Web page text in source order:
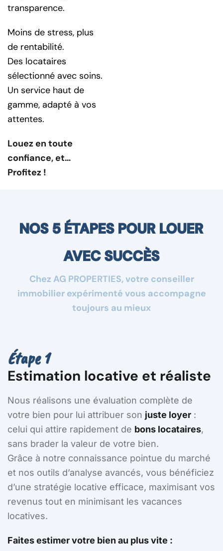
transparence.
Moins de stress, plus
de rentabilité.
Des locataires
sélectionné avec soins.
Un service haut de
gamme, adapté à vos
attentes.
Louez en toute
confiance, et…
Profitez !
NOS 5 ÉTAPES POUR LOUER
AVEC SUCCÈS
Chez AG PROPERTIES, votre conseiller
immobilier expérimenté vous accompagne
toujours au mieux
Étape 1
Estimation locative et réaliste
Nous réalisons une évaluation complète de
votre bien pour lui attribuer son juste loyer :
celui qui attire rapidement de bons locataires,
sans brader la valeur de votre bien.
Grâce à notre connaissance pointue du marché
et nos outils d’analyse avancés, vous bénéficiez
d’une stratégie locative efficace, maximisant vos
revenus tout en minimisant les vacances
locatives.
Faites estimer votre bien au plus vite :